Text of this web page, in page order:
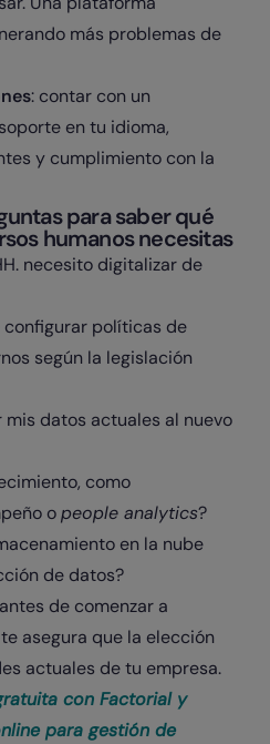
más problemas de
: contar con un
en tu idioma,
y cumplimiento con la
para saber qué
humanos necesitas
necesito digitalizar de
políticas de
según la legislación
datos actuales al nuevo
como
opeople analytics?
en la nube
de datos?
de comenzar a
asegura que la elección
actuales de tu empresa.
con Factorial y
para gestión de